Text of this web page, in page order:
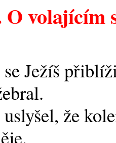
O volajícím
Ježíš
že